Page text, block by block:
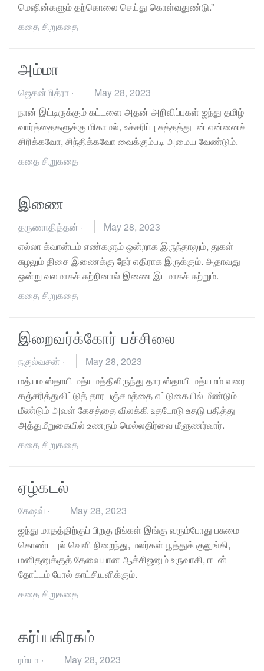
மெஷின்களும் தற்கொலை செய்து கொள்வதுண்டு.”
கதைசிறுகதை
அம்மா
ஜெகன்மித்ரா ·
May 28, 2023
நான் இட்டிருக்கும் கட்டளை அதன் அறிவிப்புகள் ஐந்து தமிழ்
வார்த்தைகளுக்கு மிகாமல், உச்சரிப்பு சுத்தத்துடன் என்னைச்
சிரிக்கவோ, சிந்திக்கவோ வைக்கும்படி அமைய வேண்டும்.
கதைசிறுகதை
இணை
தருணாதித்தன் ·
May 28, 2023
எல்லா க்வான்டம் எண்களும் ஒன்றாக இருந்தாலும், துகள்
சுழலும் திசை இணைக்கு நேர் எதிராக இருக்கும். அதாவது
ஒன்று வலமாகச் சுற்றினால் இணை இடமாகச் சுற்றும்.
கதைசிறுகதை
இறைவர்க்கோர் பச்சிலை
நகுல்வசன் ·
May 28, 2023
மத்யம ஸ்தாயி மத்யமத்திலிருந்து தார ஸ்தாயி மத்யமம் வரை
சஞ்சரித்துவிட்டுத் தார பஞ்சமத்தை எட்டுகையில் மீண்டும்
மீண்டும் அவள் கேசத்தை விலக்கி உதடோடு உதடு பதித்து
அத்துமீறுகையில் உணரும் மெல்லதிர்வை மீளுணர்வார்.
கதைசிறுகதை
ஏழ்கடல்
கேஷவ் ·
May 28, 2023
ஐந்து மாதத்திற்குப் பிறகு நீங்கள் இங்கு வரும்போது பசுமை
கொண்ட புல் வெளி நிறைந்து, மலர்கள் பூத்துக் குலுங்கி,
மனிதனுக்குத் தேவையான ஆக்சிஜனும் உருவாகி, ஈடன்
தோட்டம் போல் காட்சியளிக்கும்.
கதைசிறுகதை
கர்ப்பகிரகம்
ரம்யா ·
May 28, 2023